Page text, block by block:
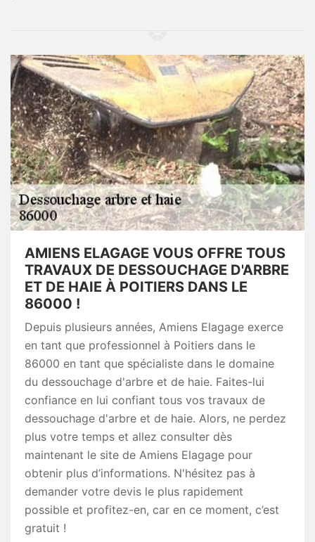
AMIENS ELAGAGE VOUS OFFRE TOUS
TRAVAUX DE DESSOUCHAGE D'ARBRE
ET DE HAIE À POITIERS DANS LE
86000 !
Depuis plusieurs années, Amiens Elagage exerce
en tant que professionnel à Poitiers dans le
86000 en tant que spécialiste dans le domaine
du dessouchage d'arbre et de haie. Faites-lui
confiance en lui confiant tous vos travaux de
dessouchage d'arbre et de haie. Alors, ne perdez
plus votre temps et allez consulter dès
maintenant le site de Amiens Elagage pour
obtenir plus d’informations. N'hésitez pas à
demander votre devis le plus rapidement
possible et profitez-en, car en ce moment, c’est
gratuit !